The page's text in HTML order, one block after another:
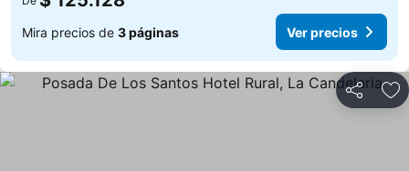
Mira precios de 3 páginas Ver precios
Compartir